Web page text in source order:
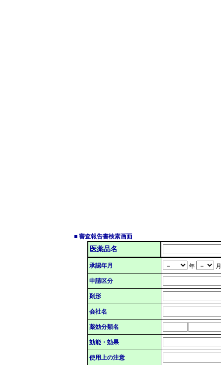
■ 審査報告書検索画面
医薬品名
承認年月 年
申請区分
剤形
会社名
薬効分類名
効能・効果
使用上の注意